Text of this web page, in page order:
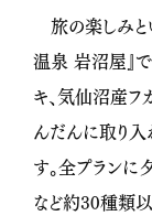
旅の楽しみと
温泉 岩沼屋』
キ、気仙沼産フ
んだんに取り
す。全プランに
など約30種類